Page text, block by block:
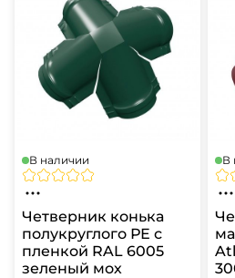
В наличии
Четверник конька
полукруглого РЕ с
пленкой RAL 6005
зеленый мох
В